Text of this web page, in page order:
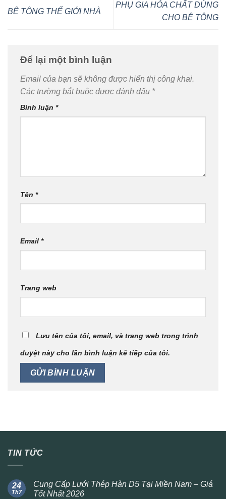
BÊ TÔNG THẾ GIỚI NHÀ
PHỤ GIA HÓA CHẤT DÙNG
CHO BÊ TÔNG
Để lại một bình luận
Email của bạn sẽ không được hiển thị công khai.
Các trường bắt buộc được đánh dấu *
Bình luận *
Tên *
Email *
Trang web
Lưu tên của tôi, email, và trang web trong trình
duyệt này cho lần bình luận kế tiếp của tôi.
TIN TỨC
24
Th7
Cung Cấp Lưới Thép Hàn D5 Tại Miền Nam – Giá
Tốt Nhất 2026